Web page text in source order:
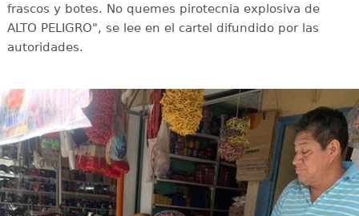
frascos y botes. No quemes pirotecnia explosiva de
ALTO PELIGRO", se lee en el cartel difundido por las
autoridades.